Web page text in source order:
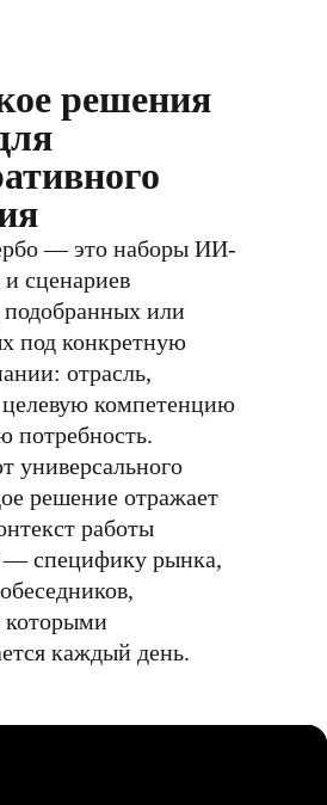
решения
— это наборы ИИ-
сценариев
или
под конкретную
отрасль,
компетенцию
потребность.
универсального
решение отражает
работы
— специфику рынка,
которыми
каждый день.